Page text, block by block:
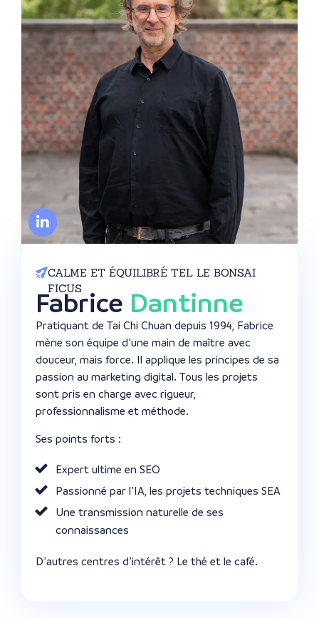
CALME ET ÉQUILIBRÉ TEL LE BONSAI
FICUS
Fabrice Dantinne
Pratiquant de Tai Chi Chuan depuis 1994, Fabrice
mène son équipe d’une main de maître avec
douceur, mais force. Il applique les principes de sa
passion au marketing digital. Tous les projets
sont pris en charge avec rigueur,
professionnalisme et méthode.
Ses points forts :
Expert ultime en SEO
Passionné par l’IA, les projets techniques SEA
Une transmission naturelle de ses
connaissances
D’autres centres d’intérêt ? Le thé et le café.